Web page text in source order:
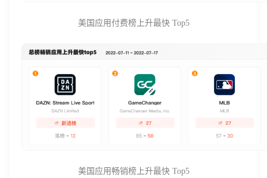
美国应用付费榜上升最快 Top5
美国应用畅销榜上升最快 Top5